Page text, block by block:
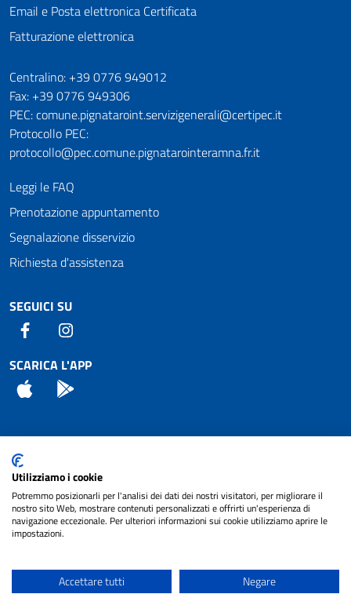
Email e Posta elettronica Certificata
Fatturazione elettronica
Numeri utili
Centralino: +39 0776 949012
Fax: +39 0776 949306
PEC: comune.pignataroint.servizigenerali@certipec.it
Protocollo PEC:
protocollo@pec.comune.pignatarointeramna.fr.it
Leggi le FAQ
Prenotazione appuntamento
Segnalazione disservizio
Richiesta d'assistenza
SEGUICI SU
Facebook
SCARICA L'APP
App Store
Attuazione Misure PNRR
Piano di miglioramento del sito
Note legali
cura diNET SMART
Utilizziamo i cookie
Potremmo posizionarli per l'analisi dei dati dei nostri visitatori, per migliorare il
nostro sito Web, mostrare contenuti personalizzati e offrirti un'esperienza di
navigazione eccezionale. Per ulteriori informazioni sui cookie utilizziamo aprire le
impostazioni.
Accettare tutti Negare